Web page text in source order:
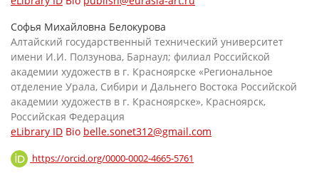
Софья Михайловна Белокурова
Алтайский государственный технический университет
имени И.И. Ползунова, Барнаул; филиал Российской
академии художеств в г. Красноярске «Региональное
отделение Урала, Сибири и Дальнего Востока Российской
академии художеств в г. Красноярске», Красноярск,
Российская Федерация
eLibrary ID Bio belle.sonet312@gmail.com
https://orcid.org/0000-0002-4665-5761